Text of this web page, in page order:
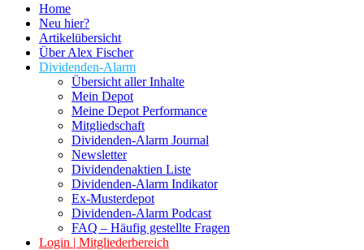
Home
Neu hier?
Artikelübersicht
Über Alex Fischer
Dividenden-Alarm
Übersicht aller Inhalte
Mein Depot
Meine Depot Performance
Mitgliedschaft
Dividenden-Alarm Journal
Newsletter
Dividendenaktien Liste
Dividenden-Alarm Indikator
Ex-Musterdepot
Dividenden-Alarm Podcast
FAQ – Häufig gestellte Fragen
Login | Mitgliederbereich